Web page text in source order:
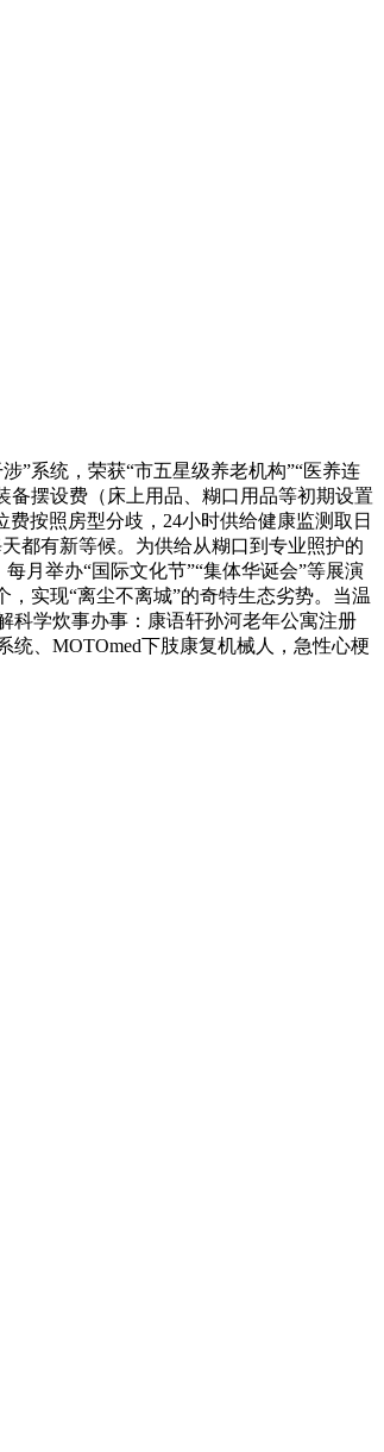
”系统，荣获“市五星级养老机构”“医养连
备摆设费（床上用品、糊口用品等初期设置
按照房型分歧，24小时供给健康监测取日
都有新等候。为供给从糊口到专业照护的
月举办“国际文化节”“集体华诞会”等展演
，实现“离尘不离城”的奇特生态劣势。当温
科学炊事办事：康语轩孙河老年公寓注册
、MOTOmed下肢康复机械人，急性心梗